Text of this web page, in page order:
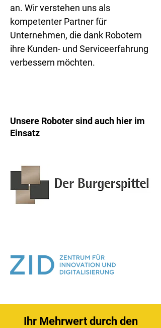
an. Wir verstehen uns als
kompetenter Partner für
Unternehmen, die dank Robotern
ihre Kunden- und Serviceerfahrung
verbessern möchten.
Unsere Roboter sind auch hier im
Einsatz
Ihr Mehrwert durch den